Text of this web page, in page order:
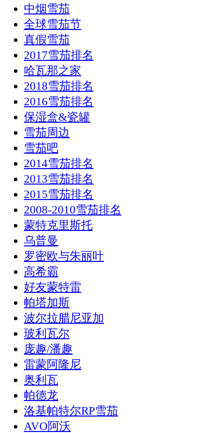
中烟雪茄
全球雪茄节
真假雪茄
2017雪茄排名
哈瓦那之家
2018雪茄排名
2016雪茄排名
保湿盒&瓷罐
雪茄周边
雪茄吧
2014雪茄排名
2013雪茄排名
2015雪茄排名
2008-2010雪茄排名
蒙特克里斯托
乌普曼
罗密欧与朱丽叶
高希霸
好友蒙特雷
帕塔加斯
波尔拉腊尼亚加
玻利瓦尔
庞趣/潘趣
雷蒙阿隆尼
奥利瓦
帕德龙
洛基帕特尔RP雪茄
AVO阿沃